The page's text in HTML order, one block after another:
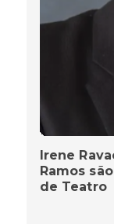
Irene
Ramos
de Teatro